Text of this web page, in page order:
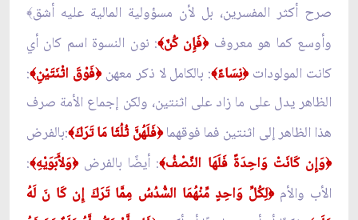
صرح أكثر المفسرين، بل لأن مسؤولية المالية عليه أشق﴾
وأوسع كما هو معروف﴿فَإِن كُنّ﴾: نون النسوة اسم كان أي
كانت المولودات﴿نِسَاءً﴾: بالكامل لا ذكر معهن﴿فَوْقَ اثْنَتَيْنِ﴾:
الظاهر يدل على ما زاد على اثنتين، ولكن إجماع الأمة صرف
هذا الظاهر إلى اثنتين فما فوقهما﴿فَلَهُنَّ ثُلُثَا مَا تَرَكَ﴾:بالفرض
﴿وَإِن كَانَتْ وَاحِدَةً فَلَهَا النِّصْفُ﴾: أيضًا بالفرض﴿وَلأَبَوَيْهِ﴾:
الأب والأم﴿لِكُلِّ وَاحِدٍ مِّنْهُمَا السُّدُسُ مِمَّا تَرَكَ إِن كَا نَ لَهُ